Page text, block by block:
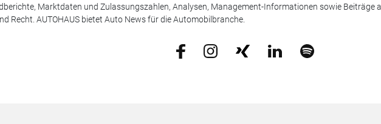
Marktdaten und Zulassungszahlen, Analysen, Management-Informationen sowie Beiträge
Recht. AUTOHAUS bietet Auto News für die Automobilbranche.